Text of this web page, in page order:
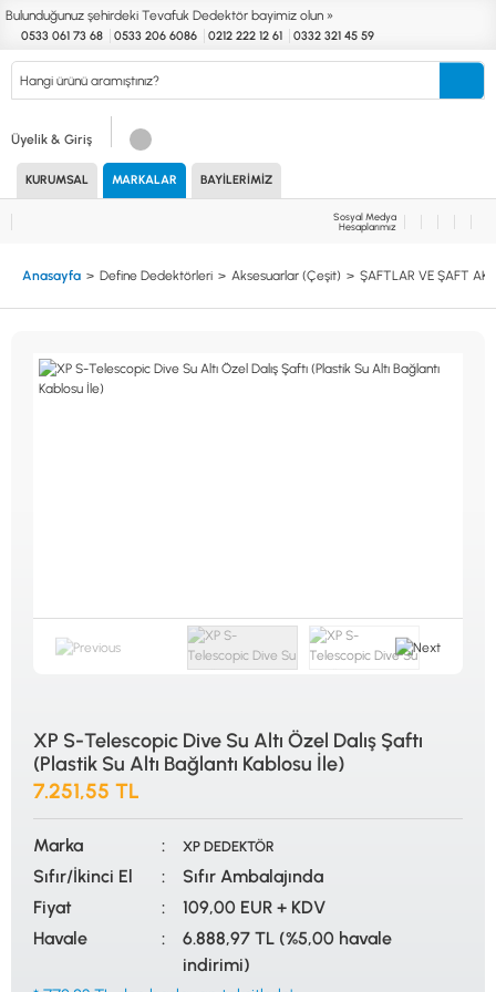
Define
Dedektörleri
Endüstri
Güvenlik
Altın Eleme
Kitleri
XP
MINELAB
GARRETT
NUGGET DEDEKTÖRLERİ
TEK PARA & HOBİ DEDEKTÖRLERİ
KULAKLIKLAR VE KULAKLIK BAĞLANTI
AKSESUARLARI
ŞAFTLAR VE ŞAFT AKSESUARLARI
KILIFLAR
GARRETT
NOKTA
DETECH
KONYA Showroom
İhasaniye Mahallesi Vatan Caddesi Adalhan
İş Hanı 15/704 Selçuklu/KONYA
İSTANBUL Showroom
İSTANBUL
Bulunduğunuz şehirdeki Tevafuk Dedektör bayimiz olun »
0533 061 73 68 0533 206 6086 0212 222 12 61 0332 321 45 59
Üyelik & Giriş
KURUMSAL MARKALAR BAYILERIMIZ
Sosyal Medya
Hesaplarımız
Anasayfa Define Dedektörleri Aksesuarlar (Çeşit) ŞAFTLAR VE ŞAFT
XP S-Telescopic Dive Su Altı Özel Dalış Şaftı
(Plastik Su Altı Bağlantı Kablosu İle)
7.251,55 TL
Marka XP DEDEKTÖR
Sıfır/İkinci El
Sıfır Ambalajında
Fiyat
109,00 EUR + KDV
Havale
6.888,97 TL (%5,00 havale
indirimi)